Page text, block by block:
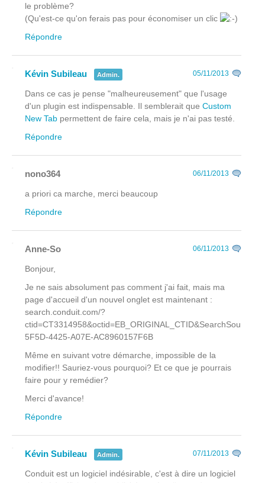
le problème?
(Qu'est-ce qu'on ferais pas pour économiser un clic
Répondre
Kévin Subileau Admin. 05/11/2013
Dans ce cas je pense "malheureusement" que l'usage
d'un plugin est indispensable. Il semblerait que Custom
New Tab permettent de faire cela, mais je n'ai pas testé.
Répondre
nono364 06/11/2013
a priori ca marche, merci beaucoup
Répondre
Anne-So 06/11/2013
Bonjour,
Je ne sais absolument pas comment j'ai fait, mais ma
page d'accueil d'un nouvel onglet est maintenant :
search.conduit.com/?
5F5D-4425-A07E-AC8960157F6B
Même en suivant votre démarche, impossible de la
modifier!! Sauriez-vous pourquoi? Et ce que je pourrais
faire pour y remédier?
Merci d'avance!
Répondre
Kévin Subileau Admin. 07/11/2013
Conduit est un logiciel indésirable, c'est à dire un logiciel